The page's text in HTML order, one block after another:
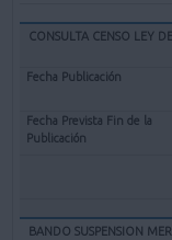
CONSULTA CENSO LEY
BANDO SUSPENSION